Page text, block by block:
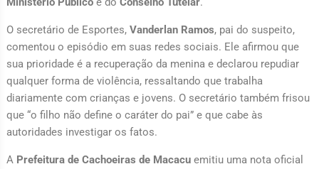
O secretário de Esportes, Vanderlan Ramos, pai do suspeito,
comentou o episódio em suas redes sociais. Ele afirmou que
sua prioridade é a recuperação da menina e declarou repudiar
qualquer forma de violência, ressaltando que trabalha
diariamente com crianças e jovens. O secretário também frisou
que “o filho não define o caráter do pai” e que cabe às
autoridades investigar os fatos.
A Prefeitura de Cachoeiras de Macacuemitiu uma nota oficial